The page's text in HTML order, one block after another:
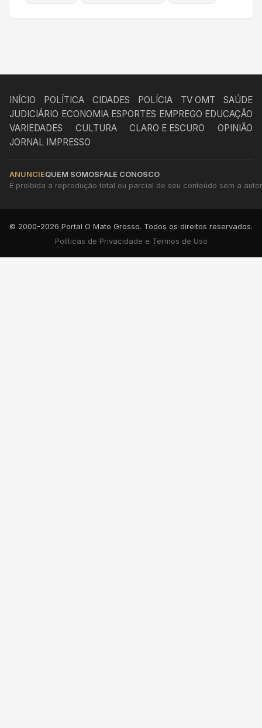
INÍCIO POLÍTICA CIDADES POLÍCIA TV OMT
SAÚDE
JUDICIÁRIO ECONOMIA ESPORTES EMPREGO EDUCAÇÃO
VARIEDADES
CULTURA CLARO E ESCURO
OPINIÃO
JORNAL IMPRESSO
ANUNCIEQUEM SOMOSFALE CONOSCO
É proibida a reprodução total ou parcial de seu conteúdo sem a
© 2000-2026 Portal O Mato Grosso. Todos os direitos reservados.
Políticas de Privacidade e Termos de Uso